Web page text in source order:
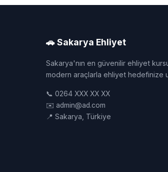
🚗 Sakarya Ehliyet
Sakarya'nın en güvenilir ehliyet
modern araçlarla ehliyet hedefinize
📞 0264 XXX XX XX
✉️ admin@ad.com
📍 Sakarya, Türkiye